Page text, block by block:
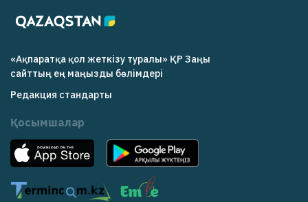
«Ақпаратқа қол жеткізу туралы» ҚР Заңы
cайттың ең маңызды бөлімдері
Редакция cтандарты
Қосымшалар